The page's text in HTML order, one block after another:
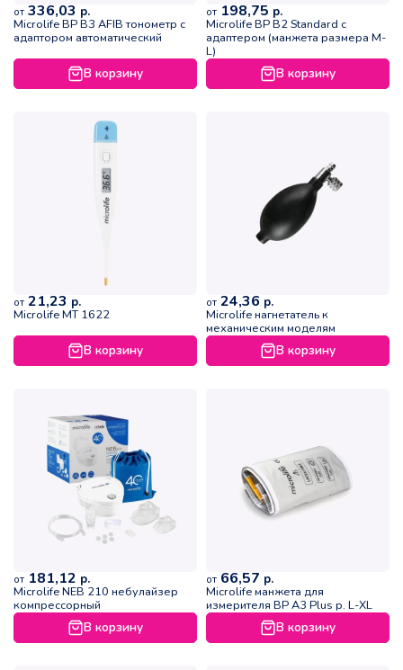
от 336,03 р.
Microlife ВР B3 AFIB тонометр с
адаптором автоматический
В корзину
от 198,75 р.
Microlife ВР B2 Standard с
адаптером (манжета размера M-
L)
В корзину
от 21,23 р.
Microlife МТ 1622
В корзину
от 24,36 р.
Microlife нагнетатель к
механическим моделям
В корзину
от 181,12 р.
Microlife NEB 210 небулайзер
компрессорный
В корзину
от 66,57 р.
Microlife манжета для
измерителя ВР А3 Plus р. L-XL
В корзину